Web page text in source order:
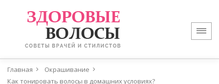
Главная
Окрашивание
Как тонировать волосы в домашних условиях?